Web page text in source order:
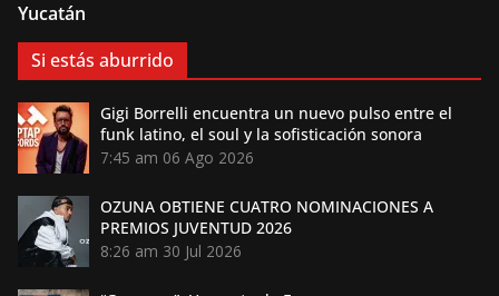
Yucatán
Si estás aburrido
Gigi Borrelli encuentra un nuevo pulso entre el
funk latino, el soul y la sofisticación sonora
7:45 am 06 Ago 2026
OZUNA OBTIENE CUATRO NOMINACIONES A
PREMIOS JUVENTUD 2026
8:26 am 30 Jul 2026